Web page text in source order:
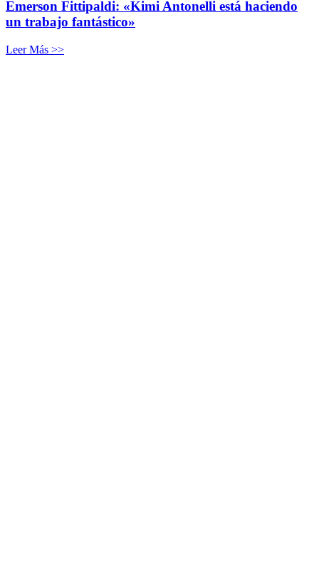
Emerson Fittipaldi: «Kimi Antonelli está haciendo
un trabajo fantástico»
Leer Más >>